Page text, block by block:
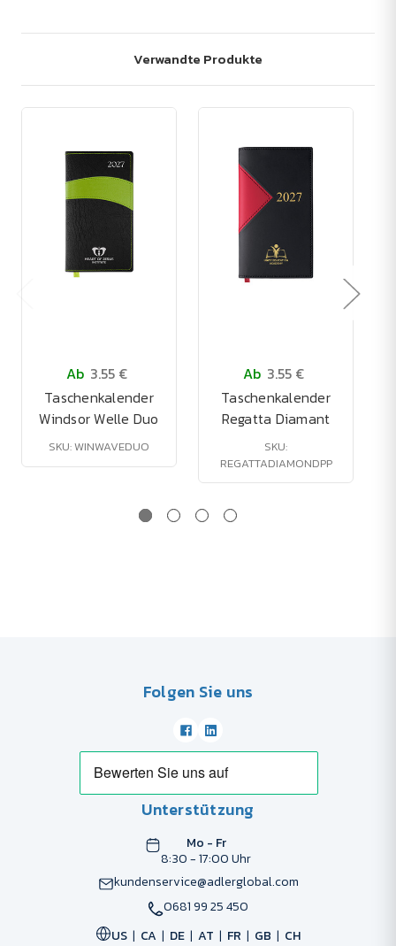
Verwandte Produkte
Ab 3.55 €
Taschenkalender
Windsor Welle Duo
SKU: WINWAVEDUO
Ab 3.55 €
Taschenkalender
Regatta Diamant
SKU:
REGATTADIAMONDPP
Folgen Sie uns
Unterstützung
Mo - Fr
8:30 - 17:00 Uhr
kundenservice@adlerglobal.com
0681 99 25 450
US
CA DE AT FR GB CH